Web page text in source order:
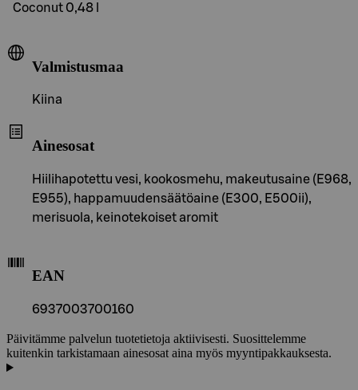
Coconut 0,48 l
Valmistusmaa
Kiina
Ainesosat
Hiilihapotettu vesi, kookosmehu, makeutusaine (E968,
E955), happamuudensäätöaine (E300, E500ii),
merisuola, keinotekoiset aromit
EAN
6937003700160
Päivitämme palvelun tuotetietoja aktiivisesti. Suosittelemme
kuitenkin tarkistamaan ainesosat aina myös myyntipakkauksesta.